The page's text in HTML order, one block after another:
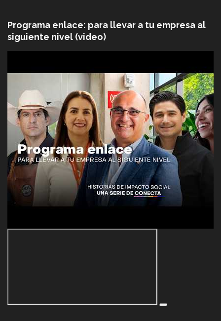
Programa enlace: para llevar a tu empresa al
siguiente nivel (video)